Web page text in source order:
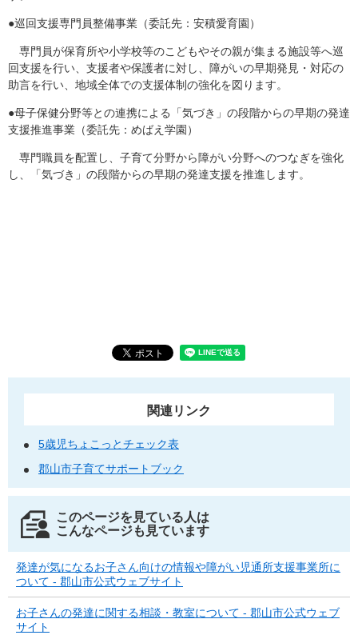
●巡回支援専門員整備事業（委託先：安積愛育園）
専門員が保育所や小学校等のこどもやその親が集まる施設等へ巡
回支援を行い、支援者や保護者に対し、障がいの早期発見・対応の
助言を行い、地域全体での支援体制の強化を図ります。
●母子保健分野等との連携による「気づき」の段階からの早期の発達
支援推進事業（委託先：めばえ学園）
専門職員を配置し、子育て分野から障がい分野へのつなぎを強化
し、「気づき」の段階からの早期の発達支援を推進します。
関連リンク
5歳児ちょこっとチェック表
郡山市子育てサポートブック
このページを見ている人は
こんなページも見ています
発達が気になるお子さん向けの情報や障がい児通所支援事業所に
ついて - 郡山市公式ウェブサイト
お子さんの発達に関する相談・教室について - 郡山市公式ウェブ
サイト